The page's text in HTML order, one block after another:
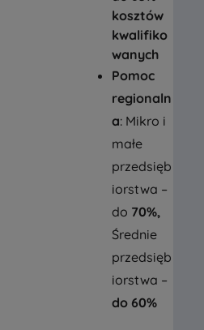
kosztów
kwalifiko
wanych
Pomoc
regionaln
a: Mikro i
małe
przedsięb
iorstwa –
do 70%,
Średnie
przedsięb
iorstwa –
do 60%